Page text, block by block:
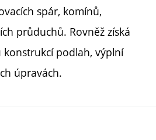
spár, komínů,
průduchů. Rovněž získá
podlah, výplní
úpravách.